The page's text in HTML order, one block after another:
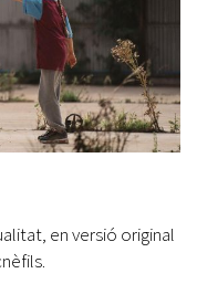
en versió original